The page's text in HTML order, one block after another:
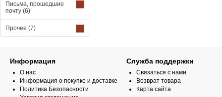
Письма, прошедшие
почту (6)
Прочее (7)
Информация
О нас
Информация о покупке и доставке
Политика Безопасности
Служба поддержки
Связаться с нами
Возврат товара
Карта сайта